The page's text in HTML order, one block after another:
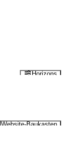
Horizons
Website-Baukasten